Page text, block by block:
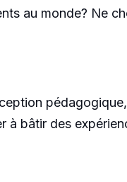
au monde? Ne
à bâtir des